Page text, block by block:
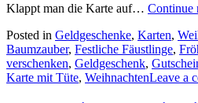
Klappt man die Karte auf… Continue
Posted in Geldgeschenke, Karten,
Baumzauber, Festliche Fäustlinge,
verschenken, Geldgeschenk,
Karte mit Tüte, WeihnachtenLeave a